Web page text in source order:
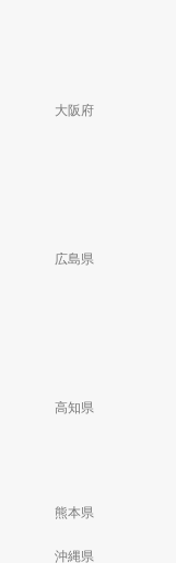
大阪府
広島県
高知県
熊本県
沖縄県